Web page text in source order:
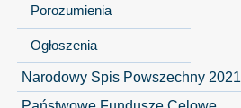
Porozumienia
Ogłoszenia
Narodowy Spis Powszechny 2021